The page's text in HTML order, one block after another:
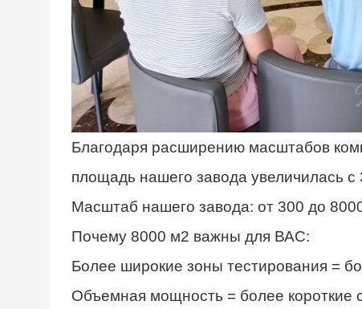
Благодаря расширению масштабов
площадь нашего завода увеличилась
Масштаб нашего завода: от 300 до
Почему 8000 м2 важны для ВАС:
Более широкие зоны тестирования =
Объемная мощность = более короткие